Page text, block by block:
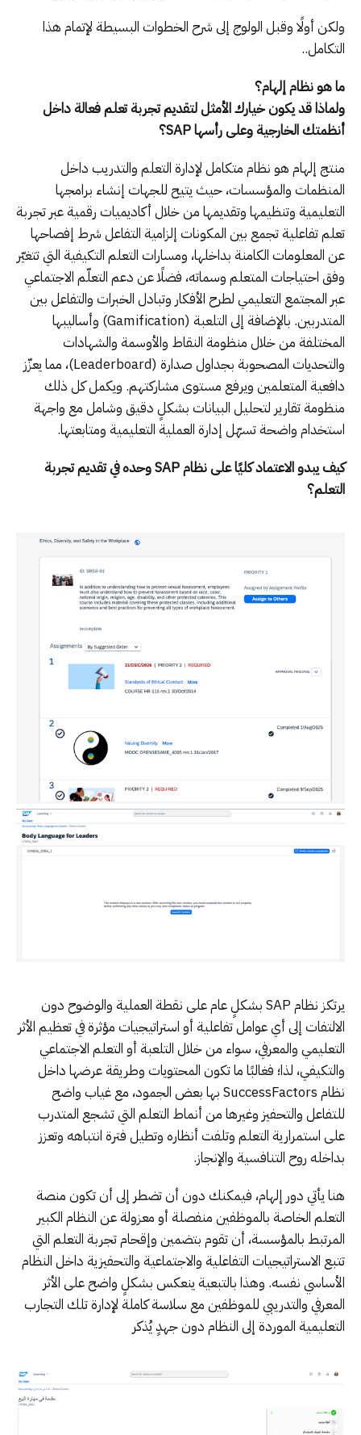
ولكن أولًا وقبل الولوج إلى شرح الخطوات البسيطة لإتمام هذا
التكامل..
ما هو نظام إلهام؟
ولماذا قد يكون خيارك الأمثل لتقديم تجربة تعلم فعالة داخل
أنظمتك الخارجية وعلى رأسها SAP؟
منتج إلهام هو نظام متكامل لإدارة التعلم والتدريب داخل
المنظمات والمؤسسات، حيث يتيح للجهات إنشاء برامجها
التعليمية وتنظيمها وتقديمها من خلال أكاديميات رقمية عبر تجربة
تعلم تفاعلية تجمع بين المكونات إلزامية التفاعل شرط إفصاحها
عن المعلومات الكامنة بداخلها، ومسارات التعلم التكيفية التي تتغيّر
وفق احتياجات المتعلم وسماته، فضلًا عن دعم التعلّم الاجتماعي
عبر المجتمع التعليمي لطرح الأفكار وتبادل الخبرات والتفاعل بين
المتدربين. بالإضافة إلى التلعبة (Gamification) وأساليبها
المختلفة من خلال منظومة النقاط والأوسمة والشهادات
والتحديات المصحوبة بجداول صدارة (Leaderboard)، مما يعزّز
دافعية المتعلمين ويرفع مستوى مشاركتهم. ويكمل كل ذلك
منظومة تقارير لتحليل البيانات بشكلٍ دقيق وشامل مع واجهة
استخدام واضحة تسهّل إدارة العملية التعليمية ومتابعتها.
كيف يبدو الاعتماد كليًا على نظام SAP وحده في تقديم تجربة
التعلم؟
يرتكز نظام SAP بشكلٍ عام على نقطة العملية والوضوح دون
الالتفات إلى أي عوامل تفاعلية أو استراتيجيات مؤثرة في تعظيم الأثر
التعليمي والمعرفي، سواء من خلال التلعبة أو التعلم الاجتماعي
والتكيفي، لذا؛ فغالبًا ما تكون المحتويات وطريقة عرضها داخل
نظام SuccessFactors بها بعض الجمود، مع غياب واضح
للتفاعل والتحفيز وغيرها من أنماط التعلم التي تشجع المتدرب
على استمرارية التعلم وتلفت أنظاره وتطيل فترة انتباهه وتعزز
بداخله روح التنافسية والإنجاز.
هنا يأتي دور إلهام، فيمكنك دون أن تضطر إلى أن تكون منصة
التعلم الخاصة بالموظفين منفصلة أو معزولة عن النظام الكبير
المرتبط بالمؤسسة، أن تقوم بتضمين وإقحام تجربة التعلم التي
تتبع الاستراتيجيات التفاعلية والاجتماعية والتحفيزية داخل النظام
الأساسي نفسه. وهذا بالتبعية ينعكس بشكلٍ واضح على الأثر
المعرفي والتدريبي للموظفين مع سلاسة كاملة لإدارة تلك التجارب
التعليمية الموردة إلى النظام دون جهدٍ يُذكر